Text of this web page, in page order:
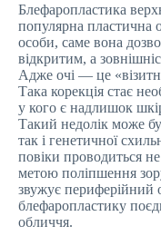
Блефаропластика
популярна пластична
особи, саме вона
відкритим, а
Адже очі — це
Така корекція стає
у кого є надлишок
Такий недолік може
так і генетичної
повіки проводиться
метою поліпшення
звужує периферійний
блефаропластику
обличчя.